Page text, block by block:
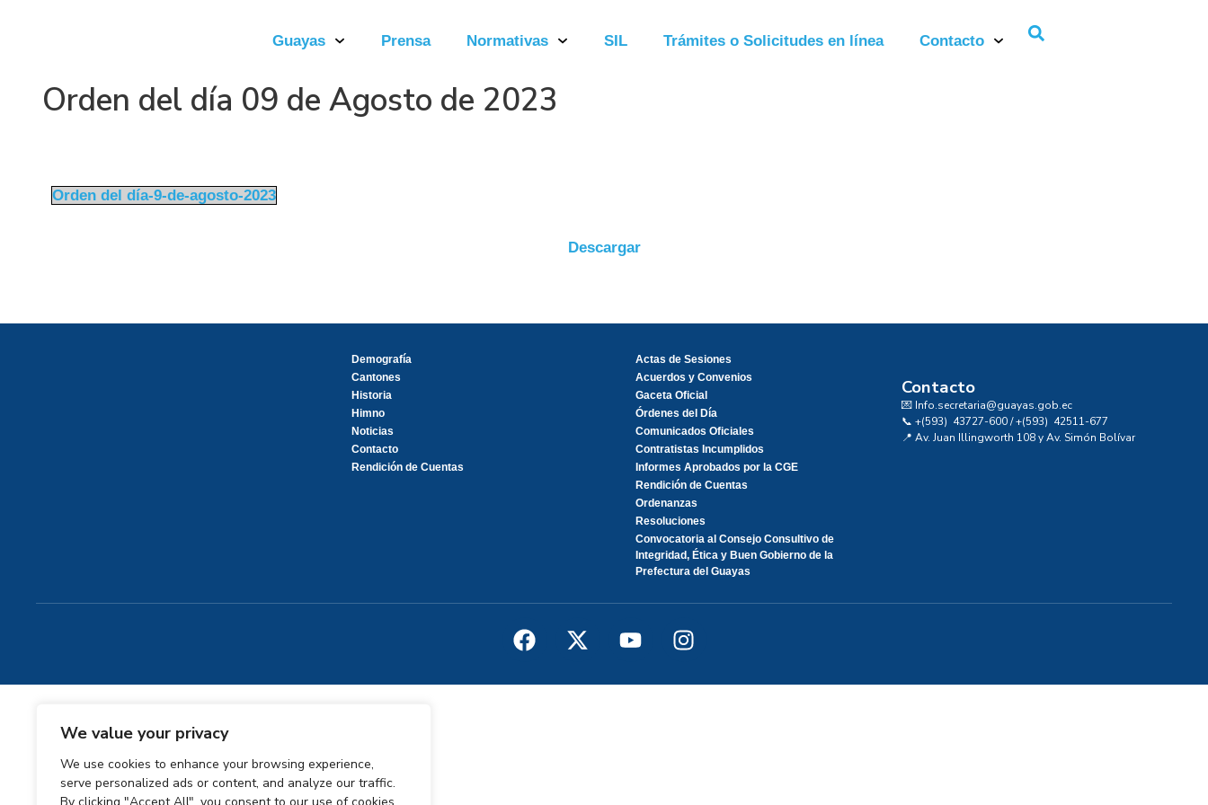
We value your privacy
We use cookies to enhance your browsing experience,
serve personalized ads or content, and analyze our traffic.
Guayas Prensa Normativas SIL Trámites o Solicitudes en línea Contacto
Orden del día 09 de Agosto de 2023
Orden del día-9-de-agosto-2023
Descargar
Demografía
Cantones
Historia
Himno
Noticias
Contacto
Rendición de Cuentas
Actas de Sesiones
Acuerdos y Convenios
Gaceta Oficial
Órdenes del Día
Comunicados Oficiales
Contratistas Incumplidos
Informes Aprobados por la CGE
Rendición de Cuentas
Ordenanzas
Resoluciones
Convocatoria al Consejo Consultivo de
Integridad, Ética y Buen Gobierno de la
Prefectura del Guayas
Contacto
💌 Info.secretaria@guayas.gob.ec
📞 +(593) 43727-600 / +(593) 42511-677
📍 Av. Juan Illingworth 108 y Av. Simón Bolívar